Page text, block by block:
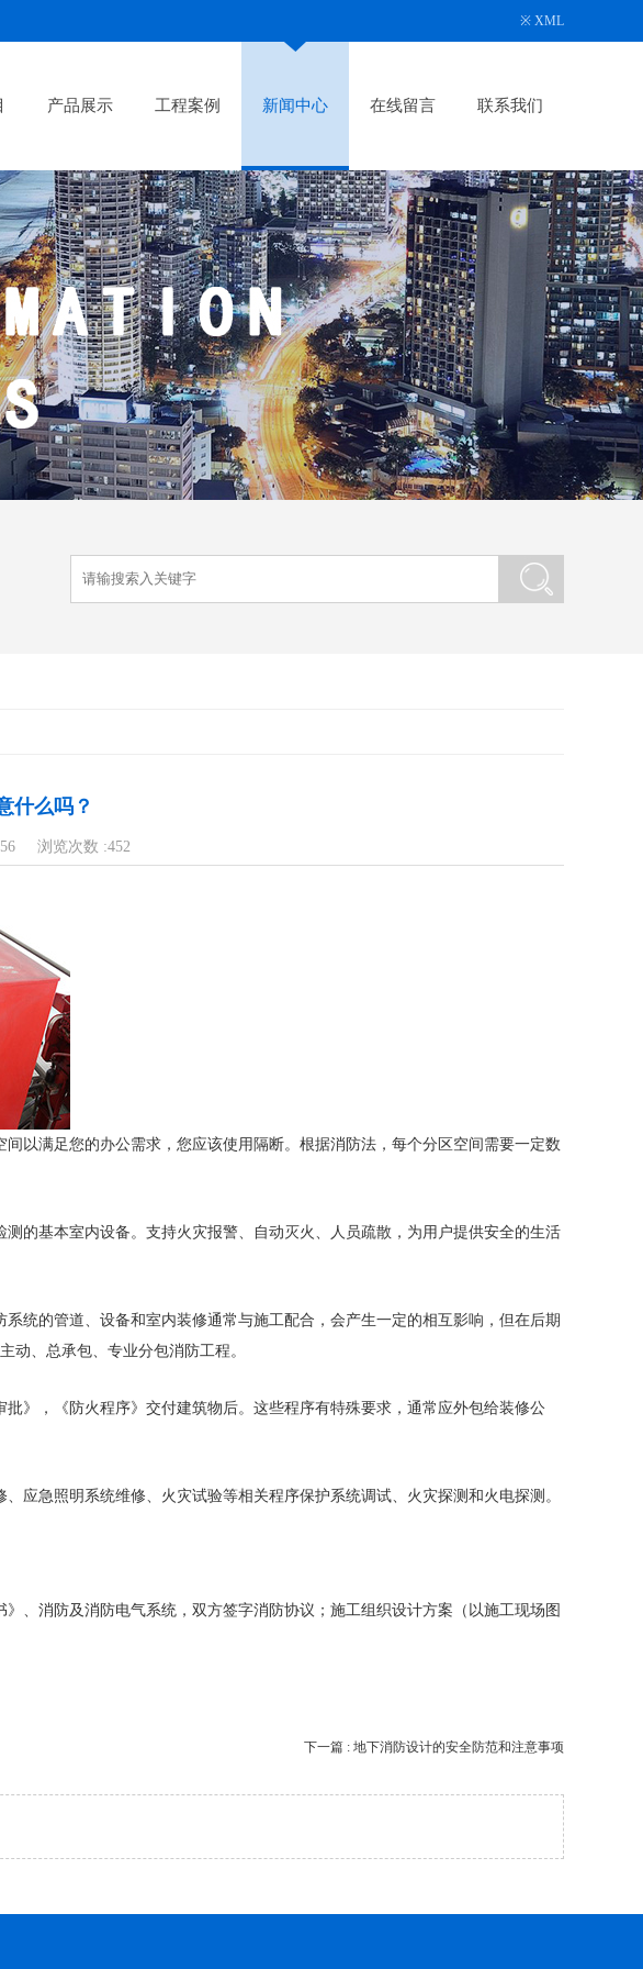
※ XML
产品展示 工程案例 新闻中心 在线留言 联系我们
什么吗？
浏览次数 :452
以满足您的办公需求，您应该使用隔断。根据消防法，每个分区空间需要一定数
的基本室内设备。支持火灾报警、自动灭火、人员疏散，为用户提供安全的生活
统的管道、设备和室内装修通常与施工配合，会产生一定的相互影响，但在后期
动、总承包、专业分包消防工程。
》，《防火程序》交付建筑物后。这些程序有特殊要求，通常应外包给装修公
应急照明系统维修、火灾试验等相关程序保护系统调试、火灾探测和火电探测。
、消防及消防电气系统，双方签字消防协议；施工组织设计方案（以施工现场图
下一篇 : 地下消防设计的安全防范和注意事项